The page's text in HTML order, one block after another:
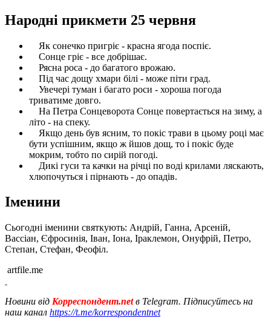
Народні прикмети 25 червня
Як сонечко пригріє - красна ягода поспіє.
Сонце гріє - все добрішає.
Рясна роса - до багатого врожаю.
Під час дощу хмари білі - може піти град.
Увечері туман і багато роси - хороша погода
триватиме довго.
На Петра Сонцеворота Сонце повертається на зиму, а
літо - на спеку.
Якщо день був ясним, то покіс трави в цьому році має
бути успішним, якщо ж йшов дощ, то і покіс буде
мокрим, тобто по сирій погоді.
Дикі гуси та качки на річці по воді крилами ляскають,
хлюпочуться і пірнають - до опадів.
Іменини
Сьогодні іменини святкують: Андрій, Ганна, Арсеній,
Вассіан, Єфросинія, Іван, Іона, Іраклемон, Онуфрій, Петро, ​​
Степан, Стефан, Феофіл.
artfile.me
Новини від Корреспондент.netв Telegram. Підписуйтесь на
наш канал https://t.me/korrespondentnet